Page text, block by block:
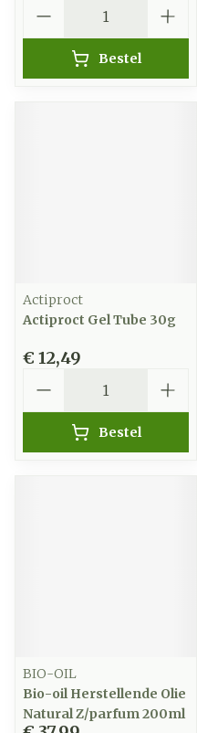
Bestel
Actiproct
Actiproct Gel Tube 30g
€ 12,49
Bestel
BIO-OIL
Bio-oil Herstellende Olie
Natural Z/parfum 200ml